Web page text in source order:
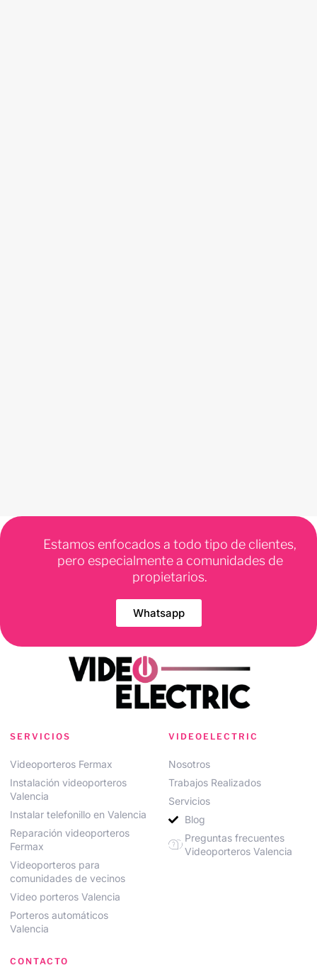
Estamos enfocados a todo tipo de clientes,
pero especialmente a comunidades de
propietarios.
Whatsapp
SERVICIOS
Videoporteros Fermax
Instalación videoporteros
Valencia
Instalar telefonillo en Valencia
Reparación videoporteros
Fermax
Videoporteros para
comunidades de vecinos
Video porteros Valencia
Porteros automáticos
Valencia
VIDEOELECTRIC
Nosotros
Trabajos Realizados
Servicios
Blog
Preguntas frecuentes
Videoporteros Valencia
CONTACTO